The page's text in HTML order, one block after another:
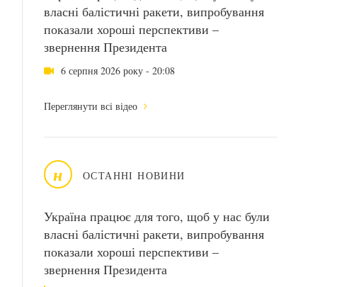
власні балістичні ракети, випробування
показали хороші перспективи –
звернення Президента
6 серпня 2026 року - 20:08
Переглянути всі відео
н ОСТАННІ НОВИНИ
Україна працює для того, щоб у нас були
власні балістичні ракети, випробування
показали хороші перспективи –
звернення Президента